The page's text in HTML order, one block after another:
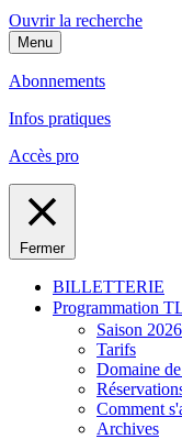
Ouvrir la recherche
Menu
Abonnements
Infos pratiques
Accès pro
Fermer
BILLETTERIE
Programmation
Saison
Tarifs
Domaine
Comment
Archives